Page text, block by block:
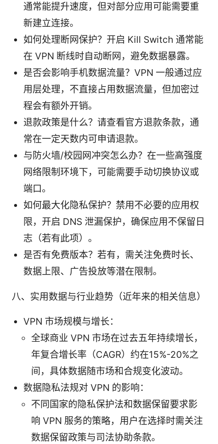
通常能提升速度，但对部分应用可能需要重
新建立连接。
如何处理断网保护？开启 Kill Switch 通常能
在 VPN 断线时自动断网，避免数据暴露。
是否会影响手机数据流量？VPN 一般通过应
用层处理，不直接占用数据流量，但加密过
程会有额外开销。
退款政策是什么？请查看官方退款条款，通
常在一定天数内可申请退款。
与防火墙/校园网冲突怎么办？在一些高强度
网络限制环境下，可能需要手动切换协议或
端口。
如何最大化隐私保护？禁用不必要的应用权
限，开启 DNS 泄漏保护，确保应用不保留日
志（若有此项）。
是否有免费版本？若有，需关注免费时长、
数据上限、广告投放等潜在限制。
八、实用数据与行业趋势（近年来的相关信息）
VPN 市场规模与增长：
全球商业 VPN 市场在过去五年持续增长，
年复合增长率（CAGR）约在15%-20%之
间，具体数据随市场和合规变化波动。
数据隐私法规对 VPN 的影响：
不同国家的隐私保护法和数据保留要求影
响 VPN 服务的策略，用户在选择时需关注
数据保留政策与司法协助条款。